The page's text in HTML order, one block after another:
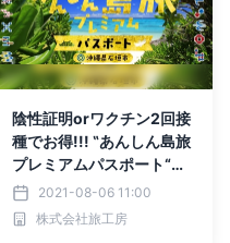
陰性証明orワクチン2回接
種でお得!!! ‟あんしん島旅
プレミアムパスポート“活
用 石垣島ツアーの販売を
開始
2021-08-06 11:00
株式会社旅工房